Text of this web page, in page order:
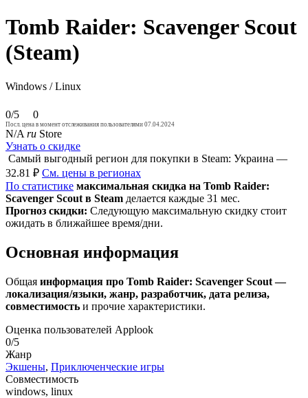
Tomb Raider: Scavenger Scout
(Steam)
Windows / Linux
0/5 0
Посл. цена в момент отслеживания пользователями 07.04.2024
N/A ru Store
Узнать о скидке
Самый выгодный регион для покупки в Steam: Украина —
32.81 ₽ См. цены в регионах
По статистике максимальная скидка на Tomb Raider:
Scavenger Scout в Steam делается каждые 31 мес.
Прогноз скидки: Следующую максимальную скидку стоит
ожидать в ближайшее время/дни.
Основная информация
Общая информация про Tomb Raider: Scavenger Scout —
локализация/языки, жанр, разработчик, дата релиза,
совместимость и прочие характеристики.
Оценка пользователей Applook
0/5
Жанр
Экшены, Приключенческие игры
Совместимость
windows, linux